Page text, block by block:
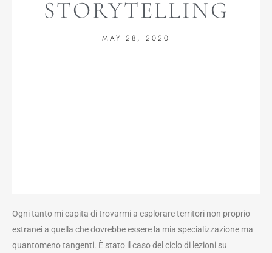
STORYTELLING
MAY 28, 2020
Ogni tanto mi capita di trovarmi a esplorare territori non proprio
estranei a quella che dovrebbe essere la mia specializzazione ma
quantomeno tangenti. È stato il caso del ciclo di lezioni su